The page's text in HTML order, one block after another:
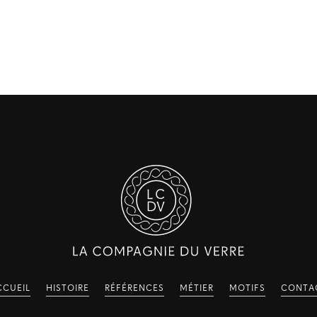
HISTOIRE RÉFÉRENCES MÉTIER MOTIFS